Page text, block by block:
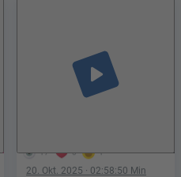
17 0 1
play_arrow
20. Okt. 2025 · 02:58:50 Min